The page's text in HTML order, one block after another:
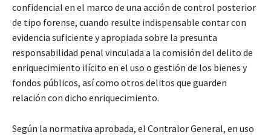
confidencial en el marco de una acción de control posterior
de tipo forense, cuando resulte indispensable contar con
evidencia suficiente y apropiada sobre la presunta
responsabilidad penal vinculada a la comisión del delito de
enriquecimiento ilícito en el uso o gestión de los bienes y
fondos públicos, así como otros delitos que guarden
relación con dicho enriquecimiento.
Según la normativa aprobada, el Contralor General, en uso